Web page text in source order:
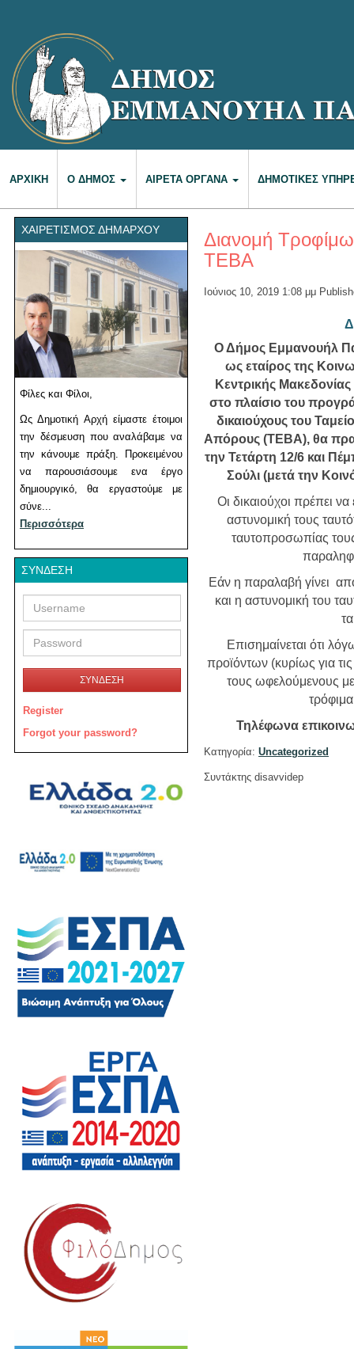
ΑΡΧΙΚΉ Ο ΔΉΜΟΣ ΑΙΡΕΤΆ ΌΡΓΑΝΑ ΔΗΜΟΤΙΚΈΣ
ΧΑΙΡΕΤΙΣΜΌΣ ΔΗΜΆΡΧΟΥ
Φίλες και Φίλοι,
Ως Δημοτική Αρχή είμαστε έτοιμοι
την δέσμευση που αναλάβαμε να
την κάνουμε πράξη. Προκειμένου
να παρουσιάσουμε ενα έργο
δημιουργικό, θα εργαστούμε με
σύνε...
Περισσότερα
ΣΎΝΔΕΣΗ
Username
Password
ΣΥΝΔΕΣΗ
Register
Forgot your password?
Διανομή
ΤΕΒΑ
Ιούνιος 10, 2019 1:08 μμ
Ο Δήμος Εμμανουήλ
ως εταίρος της
Κεντρικής
στο πλαίσιο του
δικαιούχους του
Απόρους (ΤΕΒΑ), θα
την Τετάρτη 12/6 και
Σούλι (μετά την
Οι δικαιούχοι πρέπει
αστυνομική τους
ταυτοπροσωπίας
Εάν η παραλαβή γίνει
και η αστυνομική του
Επισημαίνεται ότι
προϊόντων (κυρίως για τις
τους ωφελούμενους
Τηλέφωνα
Κατηγορία: Uncategorized
Συντάκτης disavvidep